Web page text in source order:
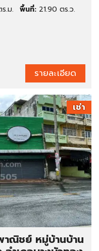
.ม. พื้นที่: 21.90 ตร.ว.
รายละเอียด
เช่า
าณิชย์ หมู่บ้านบ้าน